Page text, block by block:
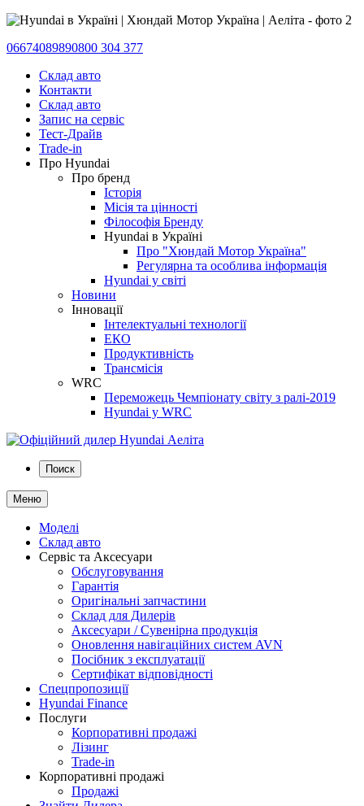
06674089890800 304 377
Склад авто
Контакти
Склад авто
Запис на сервіс
Тест-Драйв
Trade-in
Про Hyundai
Про бренд
Історія
Місія та цінності
Філософія Бренду
Hyundai в Україні
Про "Хюндай Мотор Україна"
Регулярна та особлива інформація
Hyundai у світі
Новини
Інновації
Інтелектуальні технології
ЕКО
Продуктивність
Трансмісія
WRC
Переможець Чемпіонату світу з ралі-2019
Hyundai у WRC
Поиск
Меню
Моделі
Склад авто
Сервіс та Аксесуари
Обслуговування
Гарантія
Оригінальні запчастини
Склад для Дилерів
Аксесуари / Сувенірна продукція
Оновлення навігаційних систем AVN
Посібник з експлуатації
Сертифікат відповідності
Спецпропозиції
Hyundai Finance
Послуги
Корпоративні продажі
Лізинг
Trade-in
Корпоративні продажі
Продажі